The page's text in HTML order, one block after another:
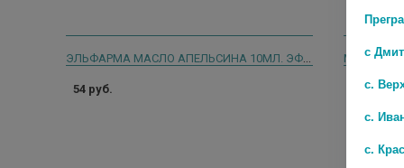
ЭЛЬФАРМА МАСЛО АПЕЛЬСИНА 10МЛ. ЭФИРНОЕ
54 руб. 0 руб.
с
с.
с.
с.